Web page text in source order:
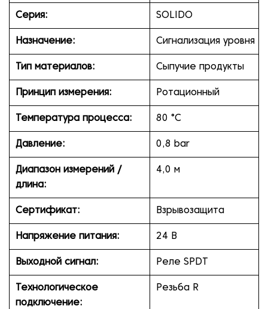
Серия: SOLIDO
Назначение: Сигнализация уровня
Тип материалов: Сыпучие продукты
Принцип измерения: Ротационный
Температура процесса: 80 °C
Давление: 0,8 bar
Диапазон измерений /
длина:
4,0 м
Сертификат: Взрывозащита
Напряжение питания: 24 В
Выходной сигнал: Реле SPDT
Технологическое
подключение:
Резьба R